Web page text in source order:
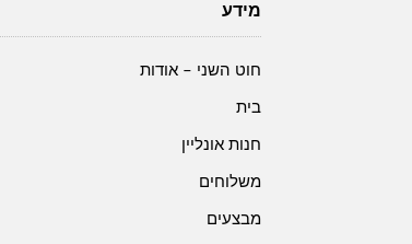
מידע
חוט השני – אודות
בית
חנות אונליין
משלוחים
מבצעים